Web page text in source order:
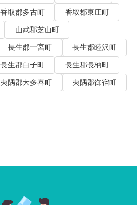
香取郡多古町
香取郡東庄町
山武郡芝山町
長生郡一宮町
長生郡睦沢町
長生郡白子町
長生郡長柄町
夷隅郡大多喜町
夷隅郡御宿町